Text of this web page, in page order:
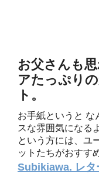
お父さんも
アたっぷり
ト。
お手紙というと な
スな雰囲気になる
という方には、ユ
ットたちがおすす
Subikiawa. レタ